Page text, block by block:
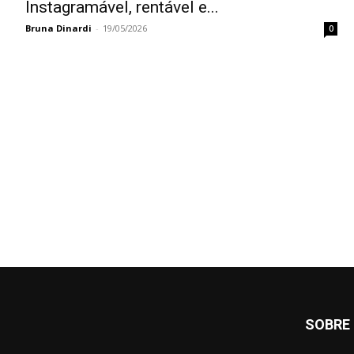
Instagramável, rentável e...
Bruna Dinardi - 19/05/2026 0